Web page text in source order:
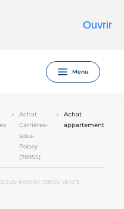
Ouvrir
Menu
Achat
Carrières-
sous-
Poissy
(78955)
Achat
appartement
POISSY (78955) VENTE